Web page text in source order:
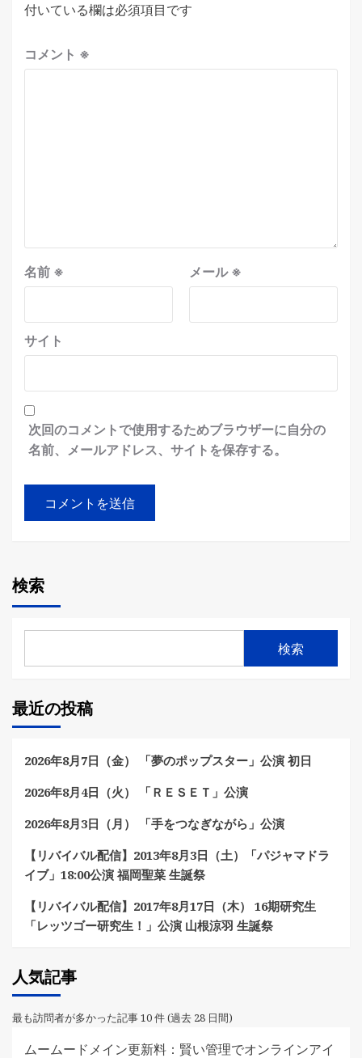
付いている欄は必須項目です
コメント ※
名前 ※ メール※
サイト
次回のコメントで使用するためブラウザーに自分の
名前、メールアドレス、サイトを保存する。
検索
検索
最近の投稿
2026年8月7日（金） 「夢のポップスター」公演 初日
2026年8月4日（火） 「ＲＥＳＥＴ」公演
2026年8月3日（月） 「手をつなぎながら」公演
【リバイバル配信】2013年8月3日（土）「パジャマドラ
イブ」18:00公演 福岡聖菜 生誕祭
【リバイバル配信】2017年8月17日（木） 16期研究生
「レッツゴー研究生！」公演 山根涼羽 生誕祭
人気記事
最も訪問者が多かった記事 10 件 (過去 28 日間)
ムームードメイン更新料：賢い管理でオンラインアイ